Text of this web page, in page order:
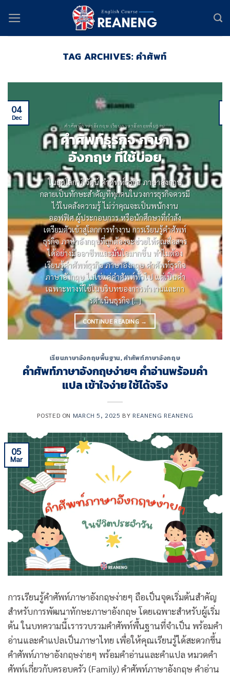
content
TAG ARCHIVES:คำศัพท์
คำศัพท์ภาษาอังกฤษ เรียนภาษาอังกฤษพื้นฐาน
คําศัพท์ธุรกิจ ภาษา
อังกฤษ ที่ใช้บ่อย
ในยุคโลกาภิวัตน์ คําศัพท์ธุรกิจ ภาษาอังกฤษ
กลายเป็นทักษะสําคัญที่ทุกคนในวงการธุรกิจควรมี
ไว้ในคลังความรู้ ไม่ว่าคุณจะเป็นพนักงาน
ออฟฟิศ ผู้ประกอบการ หรือนักศึกษาที่กําลัง
เตรียมตัวเข้าสู่โลกการทํางาน การเรียนรู้คําศัพท์
ธุรกิจ ภาษาอังกฤษที่ถูกต้องจะช่วยให้คุณสื่อสาร
ได้อย่างมืออาชีพและมั่นใจมากขึ้น ทําไมต้อง
เรียนรู้คําศัพท์ธุรกิจ ภาษาอังกฤษ คําศัพท์ธุรกิจ
ภาษาอังกฤษ ไม่ใช่แค่คําศัพท์ทั่วไป แต่เป็นคํา
เฉพาะทางที่ใช้ในบริบทของการทํางานและกา
รดําเนินธุรกิจ [...]
CONTINUE READING →
04
Dec
เรียนภาษาอังกฤษพื้นฐาน,คำศัพท์ภาษาอังกฤษ
คําศัพท์ภาษาอังกฤษง่ายๆ คำอ่านพร้อมคำ
แปล เข้าใจง่าย ใช้ได้จริง
POSTED ON MARCH 5, 2025 BY REANENG REANENG
05
Mar
การเรียนรู้คําศัพท์ภาษาอังกฤษง่ายๆ ถือเป็นจุดเริ่มต้นสำคัญ
สำหรับการพัฒนาทักษะภาษาอังกฤษ โดยเฉพาะสำหรับผู้เริ่ม
ต้น ในบทความนี้เรารวบรวมคำศัพท์พื้นฐานที่จำเป็น พร้อมคำ
อ่านและคำแปลเป็นภาษาไทย เพื่อให้คุณเรียนรู้ได้สะดวกขึ้น
คําศัพท์ภาษาอังกฤษง่ายๆ พร้อมคำอ่านและคำแปล หมวดคำ
ศัพท์เกี่ยวกับครอบครัว (Family) คำศัพท์ภาษาอังกฤษ คำอ่าน